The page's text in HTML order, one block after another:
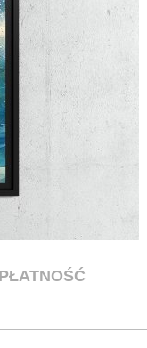
PŁATNOŚĆ